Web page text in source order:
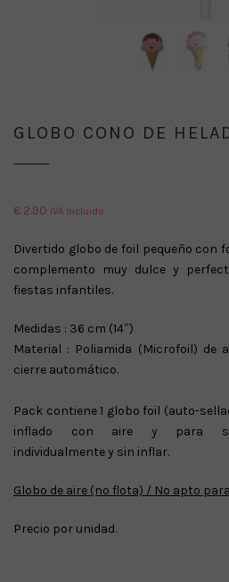
GLOBO CONO DE
€ 2.90 IVA Incluido
Divertido globo de foil pequeño con
complemento muy dulce y
fiestas infantiles.
Medidas : 36 cm (14″)
Material : Poliamida (Microfoil) de
cierre automático.
Pack contiene 1 globo foil (auto-
inflado con aire y para
individualmente y sin inflar.
Globo de aire (no flota) / No apto
Precio por unidad.